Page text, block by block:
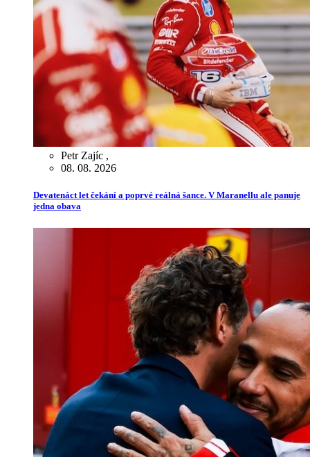
Petr Zajíc ,
08. 08. 2026
Devatenáct let čekání a poprvé reálná šance. V Maranellu ale panuje
jedna obava